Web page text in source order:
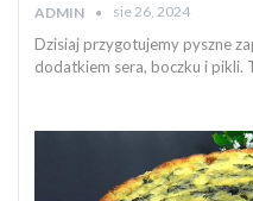
ADMIN sie 26, 2024
Dzisiaj przygotujemy pyszne
dodatkiem sera, boczku i pikli.